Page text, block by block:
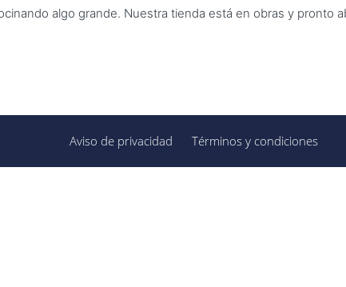
algo grande. Nuestra tienda está en obras y pronto
Aviso de privacidad Términos y condiciones